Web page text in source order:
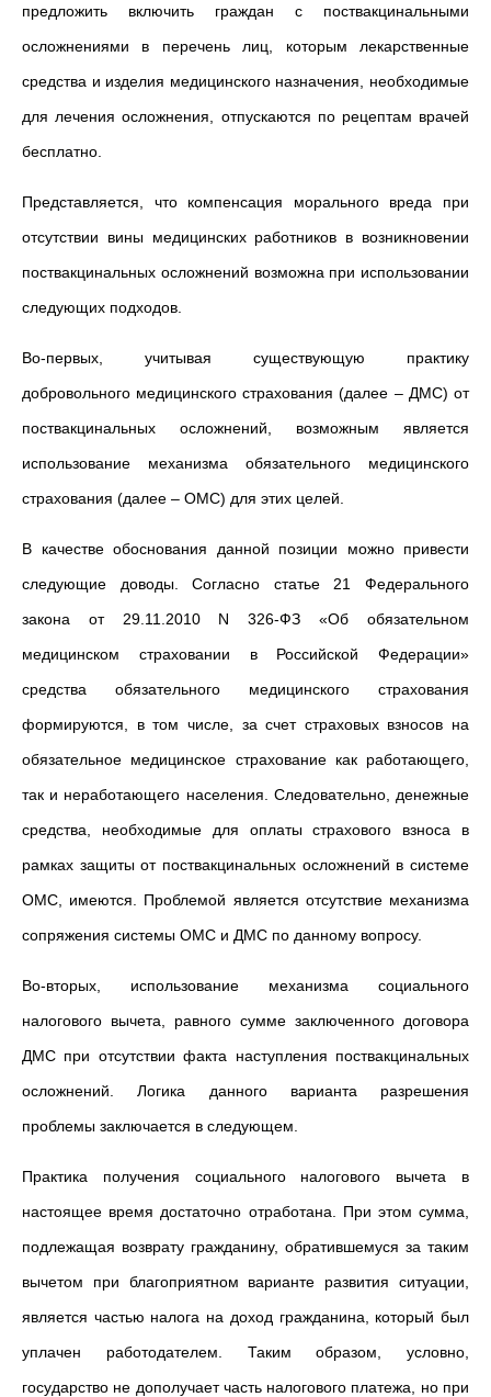
предложить включить граждан с поствакцинальными
осложнениями в перечень лиц, которым лекарственные
средства и изделия медицинского назначения, необходимые
для лечения осложнения, отпускаются по рецептам врачей
бесплатно.
Представляется, что компенсация морального вреда при
отсутствии вины медицинских работников в возникновении
поствакцинальных осложнений возможна при использовании
следующих подходов.
Во-первых, учитывая существующую практику
добровольного медицинского страхования (далее – ДМС) от
поствакцинальных осложнений, возможным является
использование механизма обязательного медицинского
страхования (далее – ОМС) для этих целей.
В качестве обоснования данной позиции можно привести
следующие доводы. Согласно статье 21 Федерального
закона от 29.11.2010 N 326-ФЗ «Об обязательном
медицинском страховании в Российской Федерации»
средства обязательного медицинского страхования
формируются, в том числе, за счет страховых взносов на
обязательное медицинское страхование как работающего,
так и неработающего населения. Следовательно, денежные
средства, необходимые для оплаты страхового взноса в
рамках защиты от поствакцинальных осложнений в системе
ОМС, имеются. Проблемой является отсутствие механизма
сопряжения системы ОМС и ДМС по данному вопросу.
Во-вторых, использование механизма социального
налогового вычета, равного сумме заключенного договора
ДМС при отсутствии факта наступления поствакцинальных
осложнений. Логика данного варианта разрешения
проблемы заключается в следующем.
Практика получения социального налогового вычета в
настоящее время достаточно отработана. При этом сумма,
подлежащая возврату гражданину, обратившемуся за таким
вычетом при благоприятном варианте развития ситуации,
является частью налога на доход гражданина, который был
уплачен работодателем. Таким образом, условно,
государство не дополучает часть налогового платежа, но при